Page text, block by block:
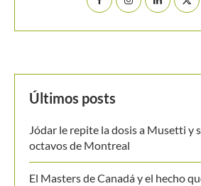
Últimos posts
Jódar le repite la dosis a Musetti y
octavos de Montreal
El Masters de Canadá y el hecho